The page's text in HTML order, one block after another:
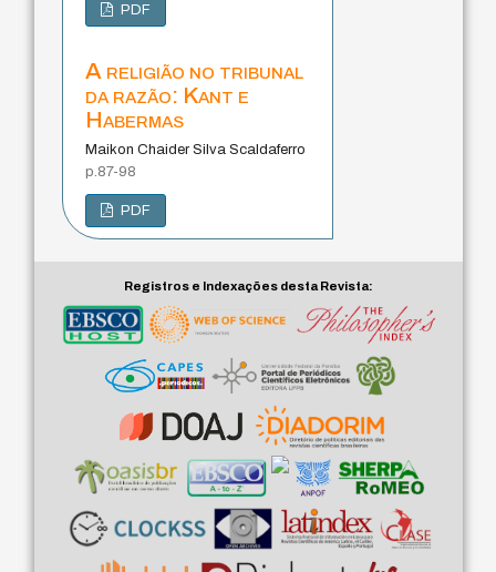
PDF
A religião no tribunal
da razão: Kant e
Habermas
Maikon Chaider Silva Scaldaferro
p.87-98
PDF
Registros e Indexações desta Revista: